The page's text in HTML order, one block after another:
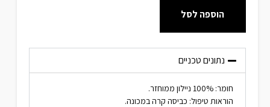
הוספה לסל
נתונים טכניים
חומר: 100% ניילון ממוחזר.
הוראות טיפול: כביסה קרה במכונה.